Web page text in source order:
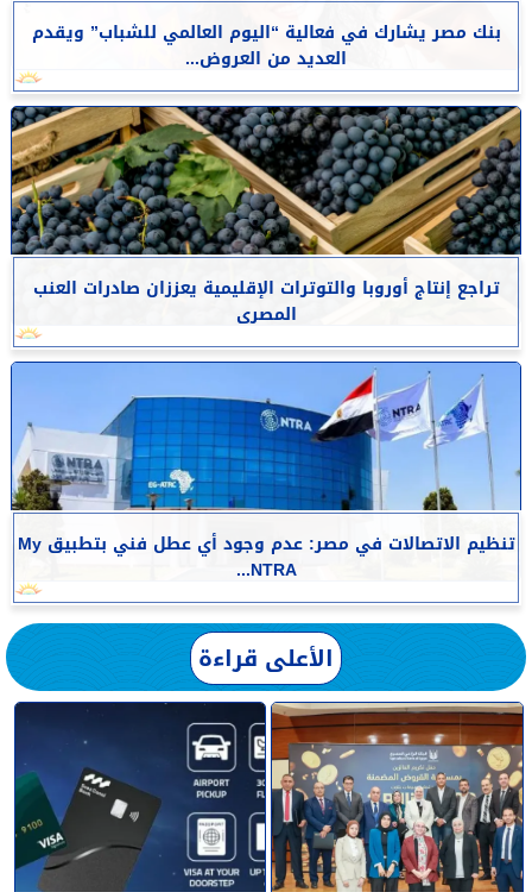
بنك مصر يشارك في فعالية “اليوم العالمي للشباب” ويقدم
العديد من العروض...
تراجع إنتاج أوروبا والتوترات الإقليمية يعززان صادرات العنب
المصرى
تنظيم الاتصالات في مصر: عدم وجود أي عطل فني بتطبيق My
NTRA...
الأعلى قراءة